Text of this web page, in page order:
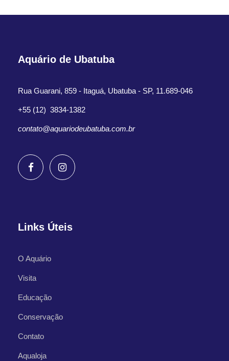
Aquário de Ubatuba
Rua Guarani, 859 - Itaguá, Ubatuba - SP, 11.689-046
+55 (12) 3834-1382
contato@aquariodeubatuba.com.br
Links Úteis
O Aquário
Visita
Educação
Conservação
Contato
Aqualoja